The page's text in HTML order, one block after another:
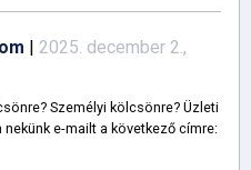
| 2025. december 2.,
Személyi kölcsönre? Üzleti
e-mailt a következő címre: